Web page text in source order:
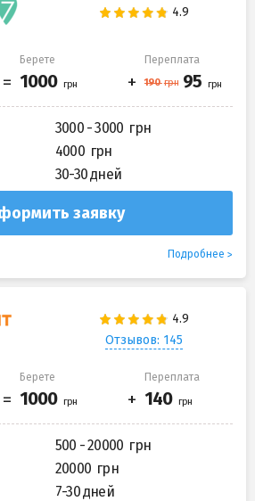
Берете Переплата
3000 - 3000
4000
30-30 дней
заявку
Подробнее
Отзывов: 145
Берете Переплата
500 - 20000
20000
7-30 дней